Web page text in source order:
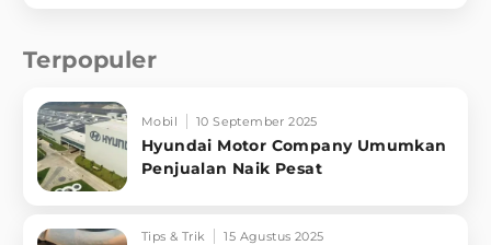
Terpopuler
Mobil 10 September 2025
Hyundai Motor Company Umumkan
Penjualan Naik Pesat
Tips & Trik 15 Agustus 2025